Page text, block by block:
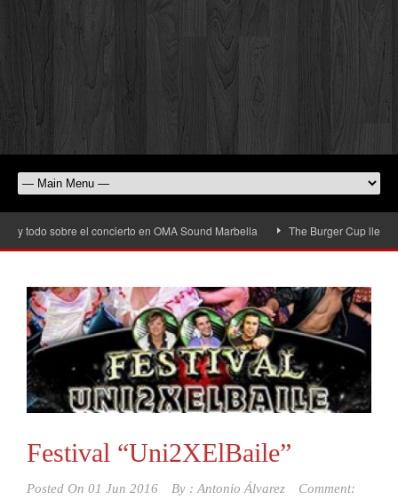
sobre el concierto en OMA Sound Marbella The Burger Cup llega a
Festival “Uni2XElBaile”
Posted On 01 Jun 2016 By : Antonio Álvarez
Comment: